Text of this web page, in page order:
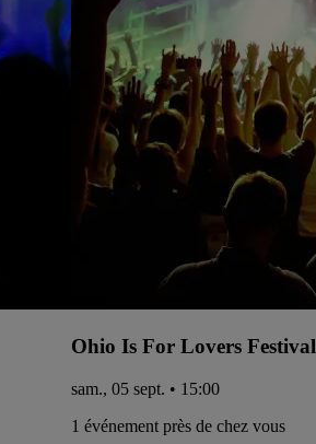
Ohio Is For Lovers Festival
sam., 05 sept. • 15:00
1 événement près de chez vous